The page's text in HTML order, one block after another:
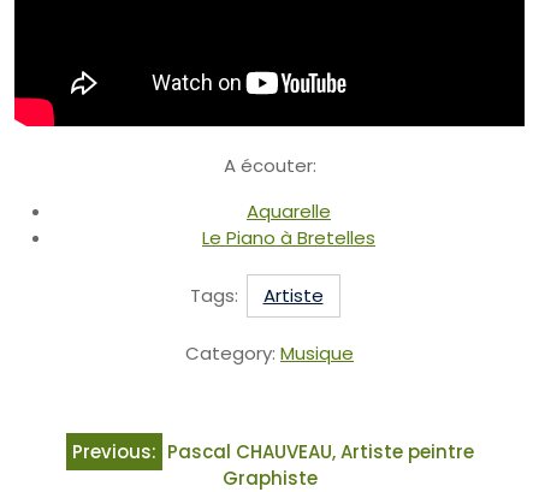
A écouter:
Aquarelle
Le Piano à Bretelles
Tags: Artiste
Category: Musique
Previous: Pascal CHAUVEAU, Artiste peintre
Graphiste